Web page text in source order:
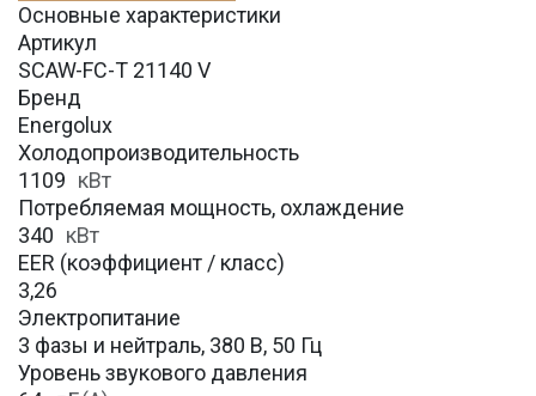
Основные характеристики
Артикул
SCAW-FC-T 21140 V
Бренд
Energolux
Холодопроизводительность
1109 кВт
Потребляемая мощность, охлаждение
340 кВт
EER (коэффициент / класс)
3,26
Электропитание
3 фазы и нейтраль, 380 В, 50 Гц
Уровень звукового давления